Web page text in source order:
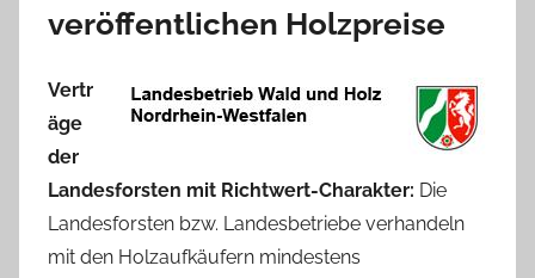
veröffentlichen Holzpreise
Vertr
äge
der
Landesforsten mit Richtwert-Charakter: Die
Landesforsten bzw. Landesbetriebe verhandeln
mit den Holzaufkäufern mindestens